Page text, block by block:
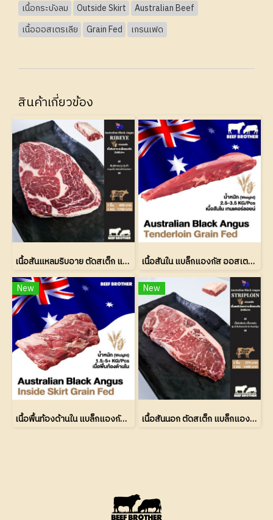
เนื้อกระบังลม Outside Skirt
Australian Beef
เนื้อออสเตรเลีย
Grain Fed เกรนเฟด
สินค้าเกี่ยวข้อง
เนื้อสันแหลมริบอาย ตัดสเต็ก แบล็กแองกัส ออสเตรเลีย เกรนเฟด (Ribeye Steak Black Angus Australian Grain Fed 150 Days)
เนื้อสันใน แบล็กแองกัส ออสเตรเลีย เกรนเฟด (Tenderloin Black Angus Australian Grain Fed 150 Days)
New
เนื้อพื้นท้องด้านใน แบล็กแองกัส ออสเตรเลีย เกรนเฟด (Inside Skirt Black Angus Australian Grain Fed 150 Days)
New
เนื้อสันนอก ตัดสเต็ก แบล็กแองกัส ออสเตรเลีย เกรน เฟด (Striploin Steak Black Angus Australian Grain Fed 150 Days)